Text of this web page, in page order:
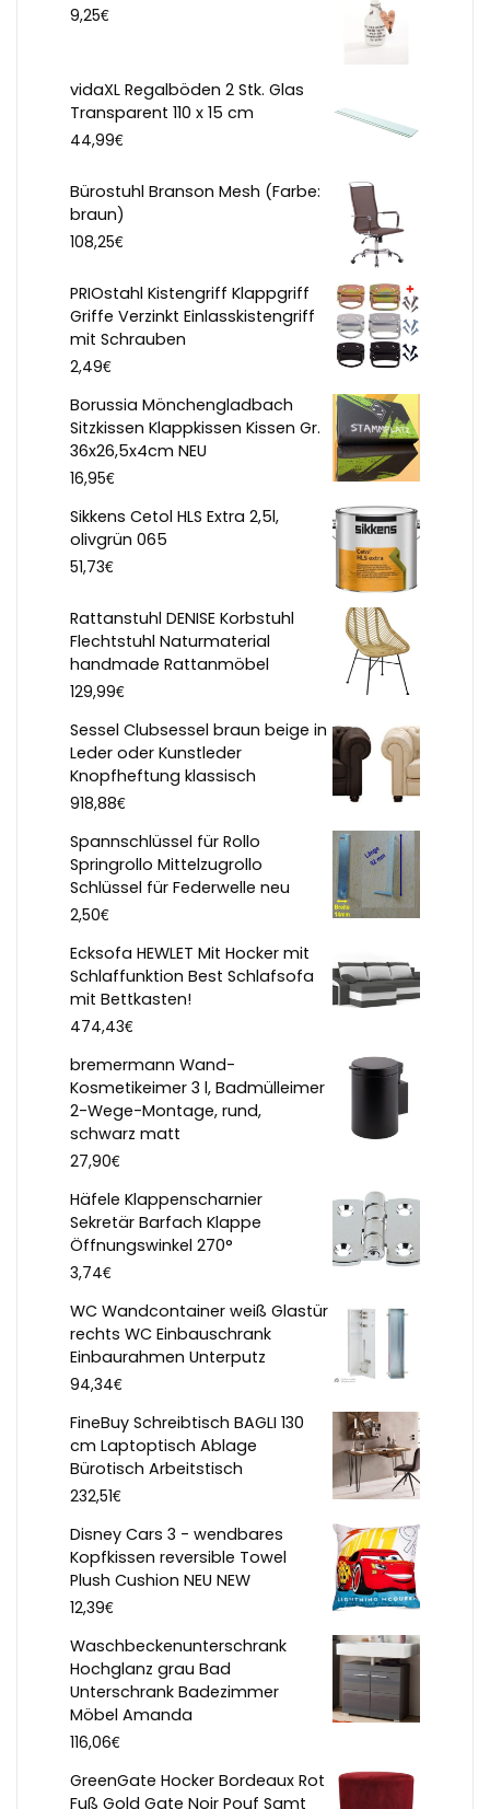
9,25€
vidaXL Regalböden 2 Stk. Glas
Transparent 110 x 15 cm
44,99€
Bürostuhl Branson Mesh (Farbe:
braun)
108,25€
PRIOstahl Kistengriff Klappgriff
Griffe Verzinkt Einlasskistengriff
mit Schrauben
2,49€
Borussia Mönchengladbach
Sitzkissen Klappkissen Kissen Gr.
36x26,5x4cm NEU
16,95€
Sikkens Cetol HLS Extra 2,5l,
olivgrün 065
51,73€
Rattanstuhl DENISE Korbstuhl
Flechtstuhl Naturmaterial
handmade Rattanmöbel
129,99€
Sessel Clubsessel braun beige in
Leder oder Kunstleder
Knopfheftung klassisch
918,88€
Spannschlüssel für Rollo
Springrollo Mittelzugrollo
Schlüssel für Federwelle neu
2,50€
Ecksofa HEWLET Mit Hocker mit
Schlaffunktion Best Schlafsofa
mit Bettkasten!
474,43€
bremermann Wand-
Kosmetikeimer 3 l, Badmülleimer
2-Wege-Montage, rund,
schwarz matt
27,90€
Häfele Klappenscharnier
Sekretär Barfach Klappe
Öffnungswinkel 270°
3,74€
WC Wandcontainer weiß Glastür
rechts WC Einbauschrank
Einbaurahmen Unterputz
94,34€
FineBuy Schreibtisch BAGLI 130
cm Laptoptisch Ablage
Bürotisch Arbeitstisch
232,51€
Disney Cars 3 - wendbares
Kopfkissen reversible Towel
Plush Cushion NEU NEW
12,39€
Waschbeckenunterschrank
Hochglanz grau Bad
Unterschrank Badezimmer
Möbel Amanda
116,06€
GreenGate Hocker Bordeaux Rot
Fuß Gold Gate Noir Pouf Samt